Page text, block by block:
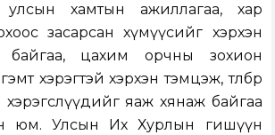
улсын хамтын ажиллагаа, хар
засарсан хүмүүсийг хэрхэн
байгаа, цахим орчны зохион
хэрэгтэй хэрхэн тэмцэж, төлбөр
яаж хянаж байгаа
юм. Улсын Их Хурлын гишүүн